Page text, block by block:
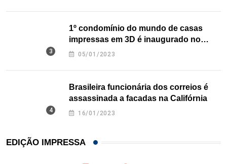
1º condomínio do mundo de casas
impressas em 3D é inaugurado no
Texas
05/01/2023
Brasileira funcionária dos correios é
assassinada a facadas na Califórnia
16/01/2023
EDIÇÃO IMPRESSA